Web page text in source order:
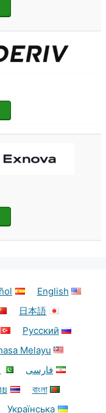
English
日本語
Русский
Melayu
فارسی
বাংলা
Українська